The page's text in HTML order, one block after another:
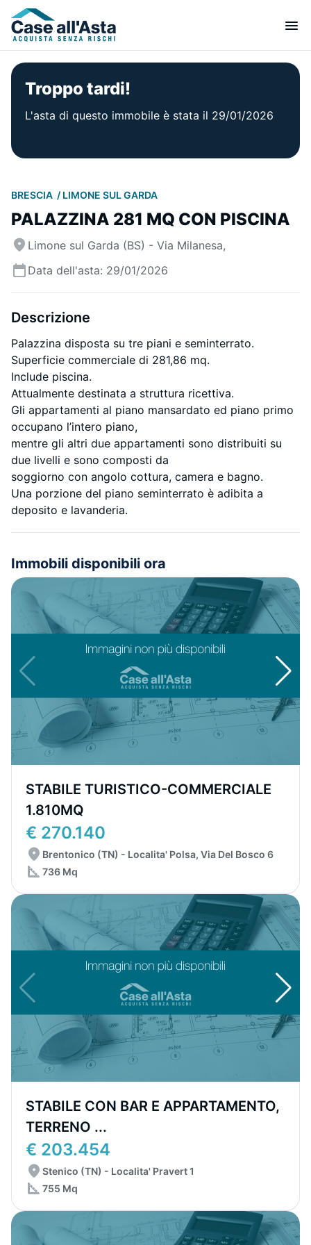
Troppo tardi!
L'asta di questo immobile è stata il 29/01/2026
BRESCIA LIMONE SUL GARDA
PALAZZINA 281 MQ CON PISCINA
Limone sul Garda (BS) - Via Milanesa,
Data dell'asta: 29/01/2026
Descrizione
Palazzina disposta su tre piani e seminterrato.
Superficie commerciale di 281,86 mq.
Include piscina.
Attualmente destinata a struttura ricettiva.
Gli appartamenti al piano mansardato ed piano primo
occupano l’intero piano,
mentre gli altri due appartamenti sono distribuiti su
due livelli e sono composti da
soggiorno con angolo cottura, camera e bagno.
Una porzione del piano seminterrato è adibita a
deposito e lavanderia.
Immobili disponibili ora
STABILE TURISTICO-COMMERCIALE
1.810MQ
€ 270.140
Brentonico (TN) - Localita' Polsa, Via Del Bosco 6
736 Mq
STABILE CON BAR E APPARTAMENTO,
TERRENO ...
€ 203.454
Stenico (TN) - Localita' Pravert 1
755 Mq